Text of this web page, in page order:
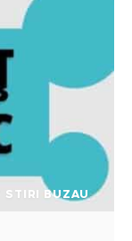
STIRI BUZAU